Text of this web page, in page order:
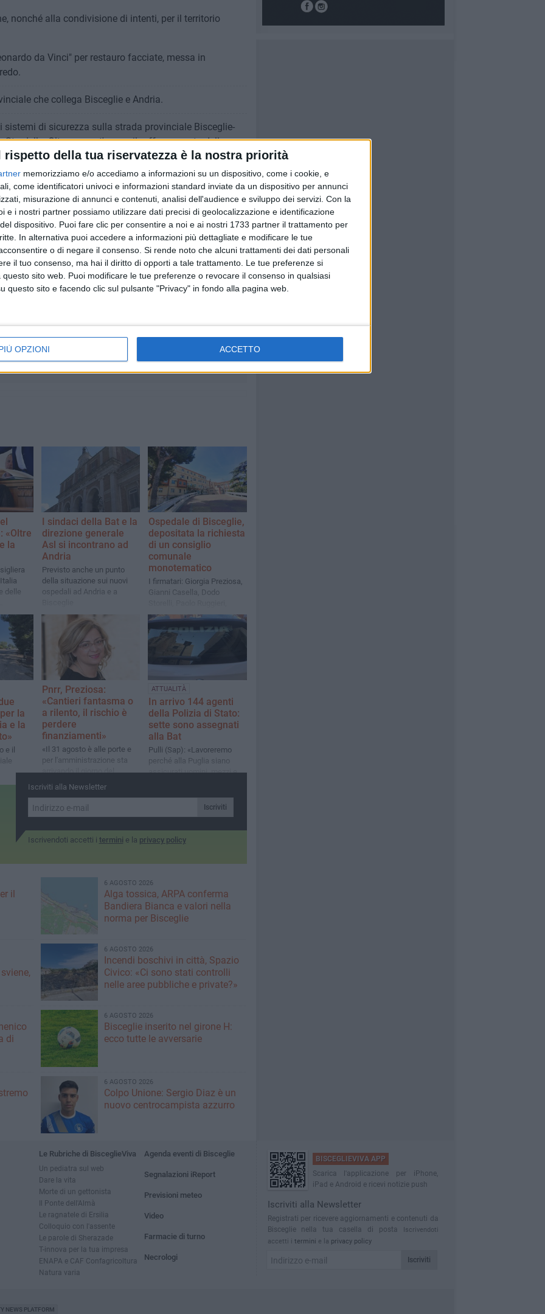
rispetto della tua riservatezza è la nostra priorità
memorizziamo e/o accediamo a informazioni su un dispositivo, come i cookie, e
come identificatori univoci e informazioni standard inviate da un dispositivo per annunci
misurazione di annunci e contenuti, analisi dell'audience e sviluppo dei servizi. Con la
e i nostri partner possiamo utilizzare dati precisi di geolocalizzazione e identificazione
dispositivo. Puoi fare clic per consentire a noi e ai nostri 1733 partner il trattamento per
In alternativa puoi accedere a informazioni più dettagliate e modificare le tue
o di negare il consenso. Si rende noto che alcuni trattamenti dei dati personali
il tuo consenso, ma hai il diritto di opporti a tale trattamento. Le tue preferenze si
sito web. Puoi modificare le tue preferenze o revocare il consenso in qualsiasi
questo sito e facendo clic sul pulsante "Privacy" in fondo alla pagina web.
OPZIONI ACCETTO
nonché alla condivisione di intenti, per il territorio
da Vinci" per restauro facciate, messa in
che collega Bisceglie e Andria.
di sicurezza sulla strada provinciale Bisceglie-
Stradelle. Oltre a quest'opera, il rafforzamento della
per individuare chi è causa di reati contro
ed effettive dopo l'approvazione del bilancio con il
Preziosa, elencando gli interventi di cui anche la
BISCEGLIE-ANDRIA STRADA PROVINCIALE BISCEGLIE-CORATO
a
Aspettando il Palio della Quercia:
il Fantapalio
«Oltre
la
delle
I sindaci della Bat e la
direzione generale
Asl si incontrano ad
Andria
Previsto anche un punto
della situazione sui nuovi
ospedali ad Andria e a
Ospedale di Bisceglie,
depositata la richiesta
di un consiglio
comunale
monotematico
I firmatari: Giorgia Preziosa,
Gianni Casella, Dodo
Francesco Spina e Mimmo
Spina
la
e la
e il
Pnrr, Preziosa:
«Cantieri fantasma o
a rilento, il rischio è
perdere
finanziamenti»
«Il 31 agosto è alle porte e
per l'amministrazione sta
arrivando il giorno del
giudizio per una gestione
europei»
ATTUALITÀ
In arrivo 144 agenti
della Polizia di Stato:
sette sono assegnati
alla Bat
Pulli (Sap): «Lavoreremo
perché alla Puglia siano
assicurati uomini, mezzi e
Iscriviti alla Newsletter
Iscriviti
Iscrivendoti accetti i termini e la privacy policy
il
6 AGOSTO 2026
Alga tossica, ARPA conferma
Bandiera Bianca e valori nella
norma per Bisceglie
6 AGOSTO 2026
Incendi boschivi in città, Spazio
Civico: «Ci sono stati controlli
nelle aree pubbliche e private?»
di
6 AGOSTO 2026
Bisceglie inserito nel girone H:
ecco tutte le avversarie
6 AGOSTO 2026
Colpo Unione: Sergio Diaz è un
nuovo centrocampista azzurro
Le Rubriche di BisceglieViva
Un pediatra sul web
Dare la vita
Morte di un gettonista
Il Ponte dell'Almà
Le ragnatele di Ersilia
Colloquio con l'assente
Le parole di Sherazade
T-innova per la tua impresa
ENAPA e CAF Confagricoltura
Natura varia
Agenda eventi di Bisceglie
Segnalazioni iReport
Previsioni meteo
Video
Farmacie di turno
Necrologi
BISCEGLIEVIVA APP
Scarica l'applicazione per iPhone,
iPad e Android e ricevi notizie push
Iscriviti alla Newsletter
Registrati per ricevere aggiornamenti e contenuti da
Bisceglie nella tua casella di posta
Iscrivendoti
accetti i termini e la privacy policy
Iscriviti
NEWS PLATFORM